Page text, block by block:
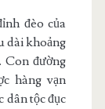
đèo của
dài khoảng
Con đường
hàng vạn
dân tộc đục